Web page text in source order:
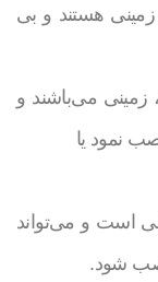
زمینی هستند و بی
زمینی می‌باشند و
نمود یا
است و می‌تواند
شود.